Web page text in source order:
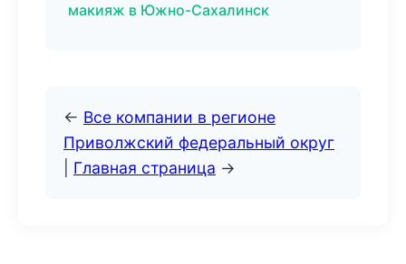
макияж в Южно-Сахалинск
← Все компании в регионе
Приволжский федеральный округ
Главная страница →